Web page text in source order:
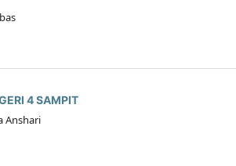
4 SAMPIT
Anshari